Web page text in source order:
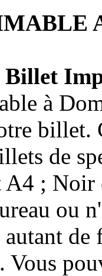
Billet
à
billet.
de
; Noir
ou
de